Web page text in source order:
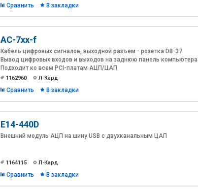
Сравнить В закладки
AC-7xx-f
Кабель цифровых сигналов, выходной разъем - розетка DB-37
Вывод цифровых входов и выходов на заднюю панель компьютера
Подходит ко всем PCI-платам АЦП/ЦАП
1162960 Л-Кард
Сравнить В закладки
E14-440D
Внешний модуль АЦП на шину USB c двухканальным ЦАП
1164115 Л-Кард
Сравнить В закладки